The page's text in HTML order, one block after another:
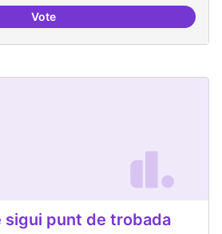
VoteBar obert i dinamitzat
sigui punt de trobada